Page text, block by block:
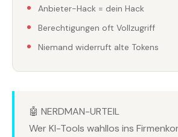
Anbieter-Hack = dein Hack
Berechtigungen oft Vollzugriff
Niemand widerruft alte Tokens
🤖 NERDMAN-URTEIL
Wer KI-Tools wahllos ins